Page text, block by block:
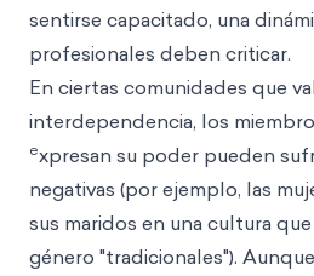
sentirse capacitado, una
profesionales deben criticar.
En ciertas comunidades que
interdependencia, los
expresan su poder pueden
negativas (por ejemplo, las
sus maridos en una cultura
género "tradicionales").